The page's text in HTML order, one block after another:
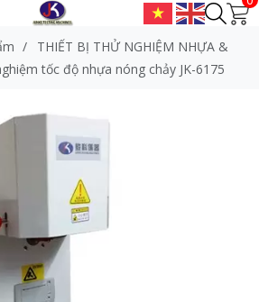
/
THIẾT BỊ THỬ NGHIỆM NHỰA &
tốc độ nhựa nóng chảy JK-6175